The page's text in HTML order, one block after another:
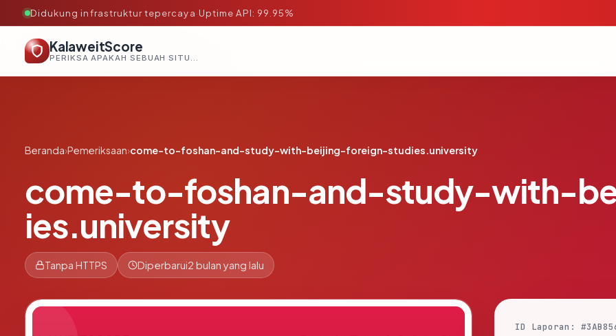
Didukung infrastruktur tepercaya·Uptime API: 99.95%
KalaweitScore
PERIKSA APAKAH SEBUAH SITUS AMAN, TEPERCAYA, DAN TERVERIFIKASI DALAM HITUNGAN DETIK.
Beranda›Pemeriksaan›come-to-foshan-and-study-with-beijing-foreign-studies.university
come-to-foshan-and-study-with-
ies.university
Tanpa HTTPS Diperbarui2 bulan yang lalu
ID Laporan: